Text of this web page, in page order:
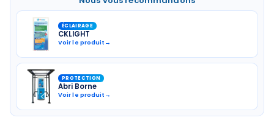
ÉCLAIRAGE
CKLIGHT
Voir le produit →
PROTECTION
Abri Borne
Voir le produit →